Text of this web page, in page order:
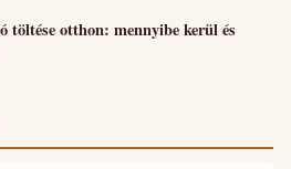
töltése otthon: mennyibe kerül és